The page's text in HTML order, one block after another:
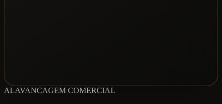
ALAVANCAGEM COMERCIAL